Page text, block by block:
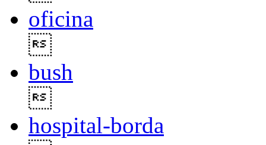
oficina
bush
hospital-borda